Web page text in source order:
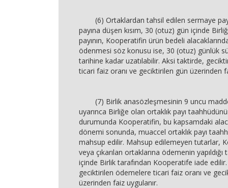
(6) Ortaklardan tahsil edilen sermaye
payına düşen kısım, 30 (otuz) gün içinde
payının, Kooperatifin ürün bedeli
ödenmesi söz konusu ise, 30 (otuz) günlük
tarihine kadar uzatılabilir. Aksi taktirde,
ticari faiz oranı ve geciktirilen gün üzerinden
(7) Birlik anasözleşmesinin 9 uncu
uyarınca Birliğe olan ortaklık payı
durumunda Kooperatifin, bu kapsamdaki
dönemi sonunda, muaccel ortaklık payı
mahsup edilir. Mahsup edilemeyen tutarlar,
veya çıkarılan ortaklarına ödemenin
içinde Birlik tarafından Kooperatife iade
geciktirilen ödemelere ticari faiz oranı ve
üzerinden faiz uygulanır.